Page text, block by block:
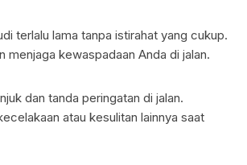
terlalu lama tanpa istirahat yang cukup.
menjaga kewaspadaan Anda di jalan.
dan tanda peringatan di jalan.
atau kesulitan lainnya saat